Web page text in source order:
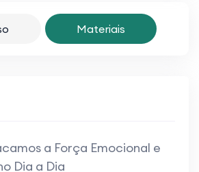
Materiais
a Força Emocional e
Dia a Dia